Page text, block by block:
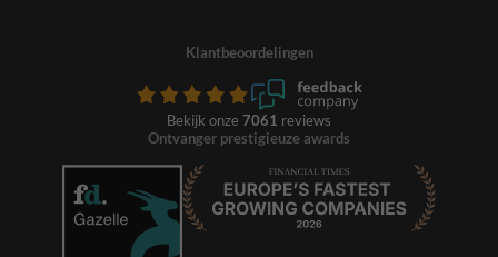
Klantbeoordelingen
Bekijk onze 7061 reviews
Ontvanger prestigieuze awards